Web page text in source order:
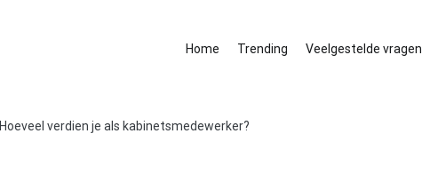
Home Trending Veelgestelde vragen
Hoeveel verdien je als kabinetsmedewerker?